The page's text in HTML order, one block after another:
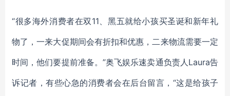
“很多海外消费者在双11、黑五就给小孩买圣诞和新年礼
物了，一来大促期间会有折扣和优惠，二来物流需要一定
时间，他们要提前准备。”奥飞娱乐速卖通负责人Laura告
诉记者，有些心急的消费者会在后台留言， “这是给孩子